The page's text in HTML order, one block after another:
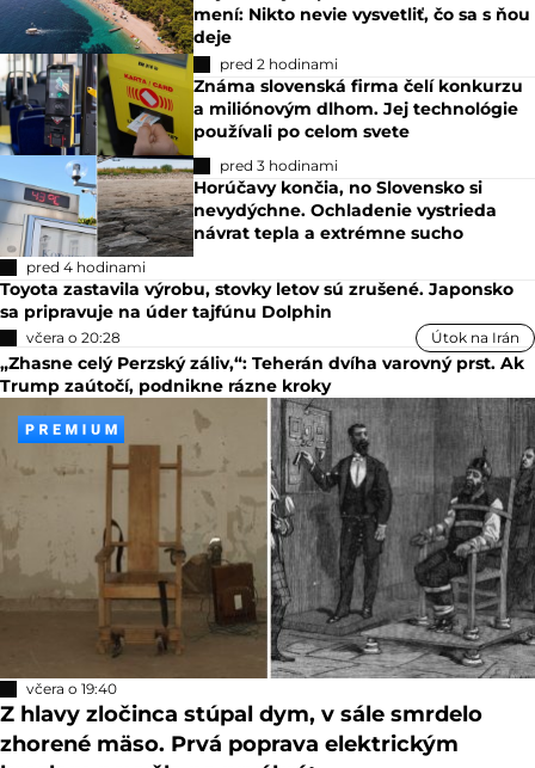
mení: Nikto nevie vysvetliť, čo sa s ňou
deje
pred 2 hodinami
Známa slovenská firma čelí konkurzu
a miliónovým dlhom. Jej technológie
používali po celom svete
pred 3 hodinami
Horúčavy končia, no Slovensko si
nevydýchne. Ochladenie vystrieda
návrat tepla a extrémne sucho
pred 4 hodinami
Toyota zastavila výrobu, stovky letov sú zrušené. Japonsko
sa pripravuje na úder tajfúnu Dolphin
včera o 20:28 Útok na Irán
„Zhasne celý Perzský záliv,“: Teherán dvíha varovný prst. Ak
Trump zaútočí, podnikne rázne kroky
včera o 19:40
Z hlavy zločinca stúpal dym, v sále smrdelo
zhorené mäso. Prvá poprava elektrickým